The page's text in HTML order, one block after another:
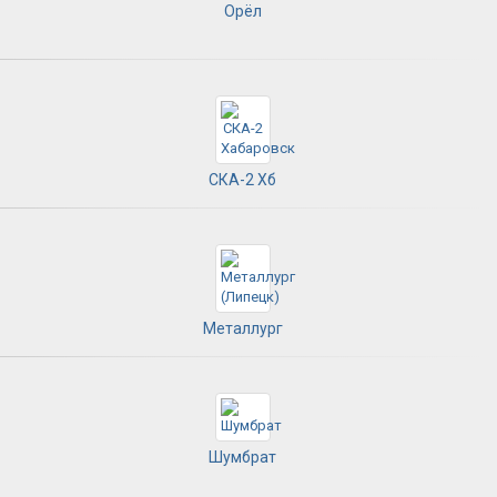
Орёл
СКА-2 Хб
Металлург
Шумбрат